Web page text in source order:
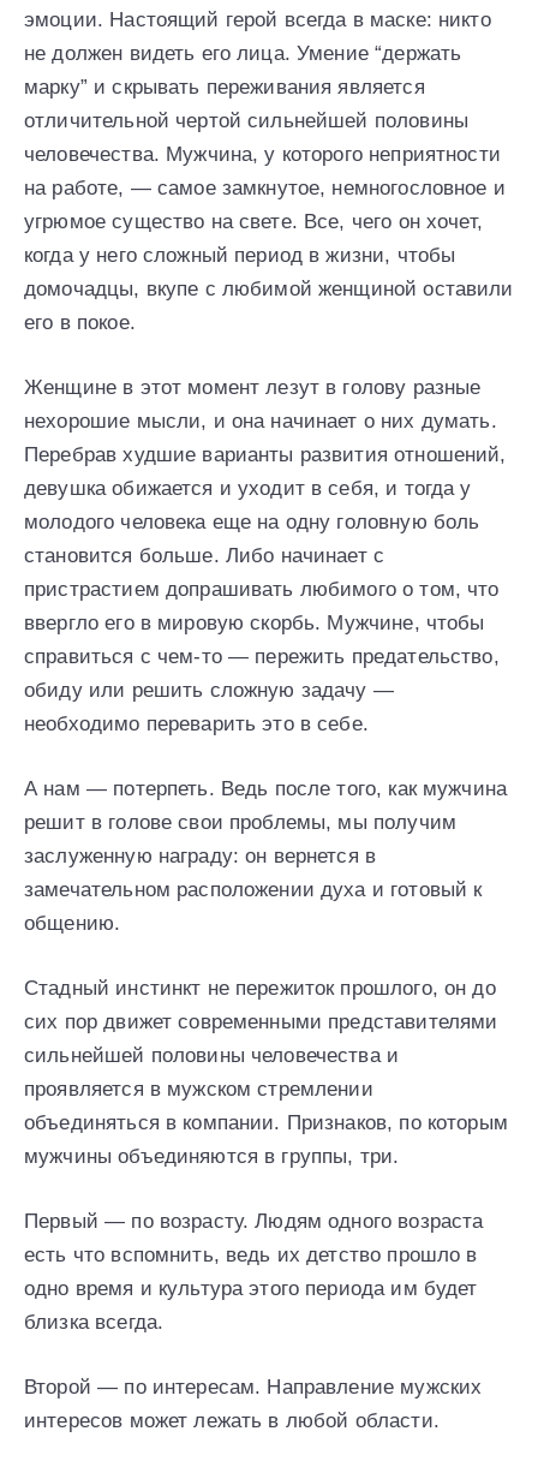
эмоции. Настоящий герой всегда в маске: никто
не должен видеть его лица. Умение “держать
марку” и скрывать переживания является
отличительной чертой сильнейшей половины
человечества. Мужчина, у которого неприятности
на работе, — самое замкнутое, немногословное и
угрюмое существо на свете. Все, чего он хочет,
когда у него сложный период в жизни, чтобы
домочадцы, вкупе с любимой женщиной оставили
его в покое.
Женщине в этот момент лезут в голову разные
нехорошие мысли, и она начинает о них думать.
Перебрав худшие варианты развития отношений,
девушка обижается и уходит в себя, и тогда у
молодого человека еще на одну головную боль
становится больше. Либо начинает с
пристрастием допрашивать любимого о том, что
ввергло его в мировую скорбь. Мужчине, чтобы
справиться с чем-то — пережить предательство,
обиду или решить сложную задачу —
необходимо переварить это в себе.
А нам — потерпеть. Ведь после того, как мужчина
решит в голове свои проблемы, мы получим
заслуженную награду: он вернется в
замечательном расположении духа и готовый к
общению.
Стадный инстинкт не пережиток прошлого, он до
сих пор движет современными представителями
сильнейшей половины человечества и
проявляется в мужском стремлении
объединяться в компании. Признаков, по которым
мужчины объединяются в группы, три.
Первый — по возрасту. Людям одного возраста
есть что вспомнить, ведь их детство прошло в
одно время и культура этого периода им будет
близка всегда.
Второй — по интересам. Направление мужских
интересов может лежать в любой области.